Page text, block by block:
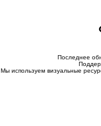
Последнее
Мы используем визуальные